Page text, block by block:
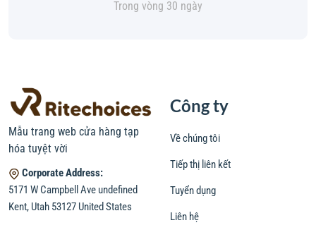
Trong vòng 30 ngày
Mẫu trang web cửa hàng tạp
hóa tuyệt vời
Corporate Address:
5171 W Campbell Ave undefined
Kent, Utah 53127 United States
Công ty
Về chúng tôi
Tiếp thị liên kết
Tuyển dụng
Liên hệ